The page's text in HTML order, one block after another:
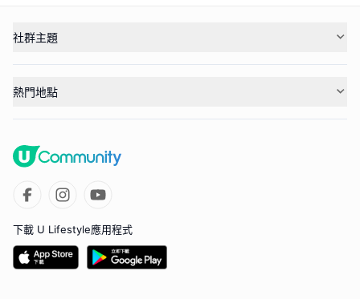
社群主題
熱門地點
下載 U Lifestyle應用程式